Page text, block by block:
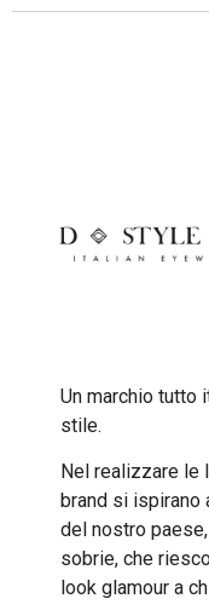
Un marchio tutto
stile.
Nel realizzare le
brand si ispirano
del nostro
sobrie, che
look glamour a